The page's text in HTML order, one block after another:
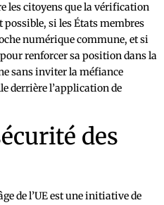
les citoyens que la vérification
si les États membres
numérique commune, et si
renforcer sa position dans la
sans inviter la méfiance
derrière l’application de
des
de l’UE est une initiative de